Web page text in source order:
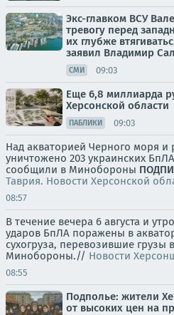
Экс-главком ВСУ
тревогу перед
их глубже
заявил Владимир
СМИ 09:03
Еще 6,8 миллиарда
Херсонской области
ПАБЛИКИ 09:03
Над акваторией Черного моря и
уничтожено 203 украинских
сообщили в Минобороны
Таврия. Новости Херсонской
08:57
В течение вечера 6 августа и
ударов БпЛА поражены в
сухогруза, перевозившие
Минобороны.// Новости
08:55
Подполье: жители
от высоких цен на